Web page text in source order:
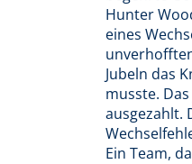
Hunter
eines
Jubeln das
musste.
ausgezahlt.
Ein Team,